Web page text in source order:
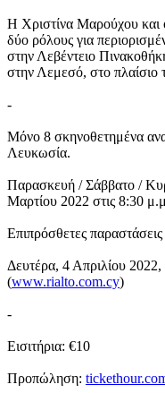
Η Χριστίνα Μαρούχου και
δύο ρόλους για
στην Λεβέντειο
στην Λεμεσό, στο πλαίσιο
-
Μόνο 8 σκηνοθετημένα
Λευκωσία.
Παρασκευή / Σάββατο /
Μαρτίου 2022 στις 8:30
Επιπρόσθετες
Δευτέρα, 4 Απριλίου
(www.rialto.com.cy)
-
Εισιτήρια: €10
Προπώληση: